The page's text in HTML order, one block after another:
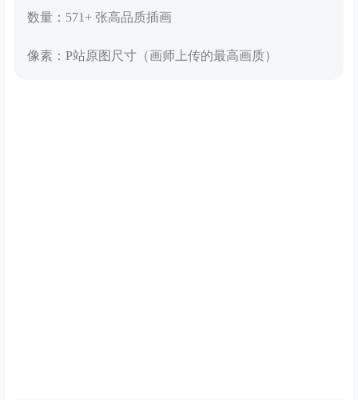
数量：571+ 张高品质插画
像素：P站原图尺寸（画师上传的最高画质）